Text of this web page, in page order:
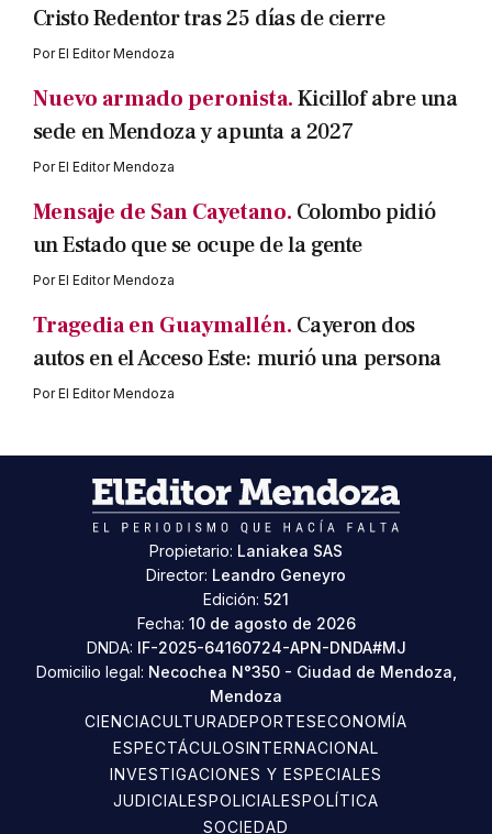
Cristo Redentor tras 25 días de cierre
PorEl Editor Mendoza
Nuevo armado peronista.Kicillof abre una
sede en Mendoza y apunta a 2027
PorEl Editor Mendoza
Mensaje de San Cayetano. Colombo pidió
un Estado que se ocupe de la gente
PorEl Editor Mendoza
Tragedia en Guaymallén. Cayeron dos
autos en el Acceso Este: murió una persona
PorEl Editor Mendoza
Propietario: Laniakea SAS
Director: Leandro Geneyro
Edición: 521
Fecha: 10 de agosto de 2026
DNDA: IF-2025-64160724-APN-DNDA#MJ
Domicilio legal: Necochea N°350 - Ciudad de Mendoza,
Mendoza
CIENCIACULTURADEPORTESECONOMÍA
ESPECTÁCULOSINTERNACIONAL
INVESTIGACIONES Y ESPECIALES
JUDICIALESPOLICIALESPOLÍTICA
SOCIEDAD